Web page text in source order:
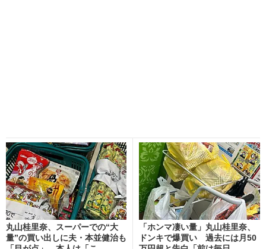
丸山桂里奈、スーパーでの“大
量”の買い出しに夫・本並健治も
「ホンマ凄い量」丸山桂里奈、
ドンキで爆買い 過去には月50